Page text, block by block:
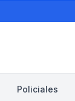
Policiales